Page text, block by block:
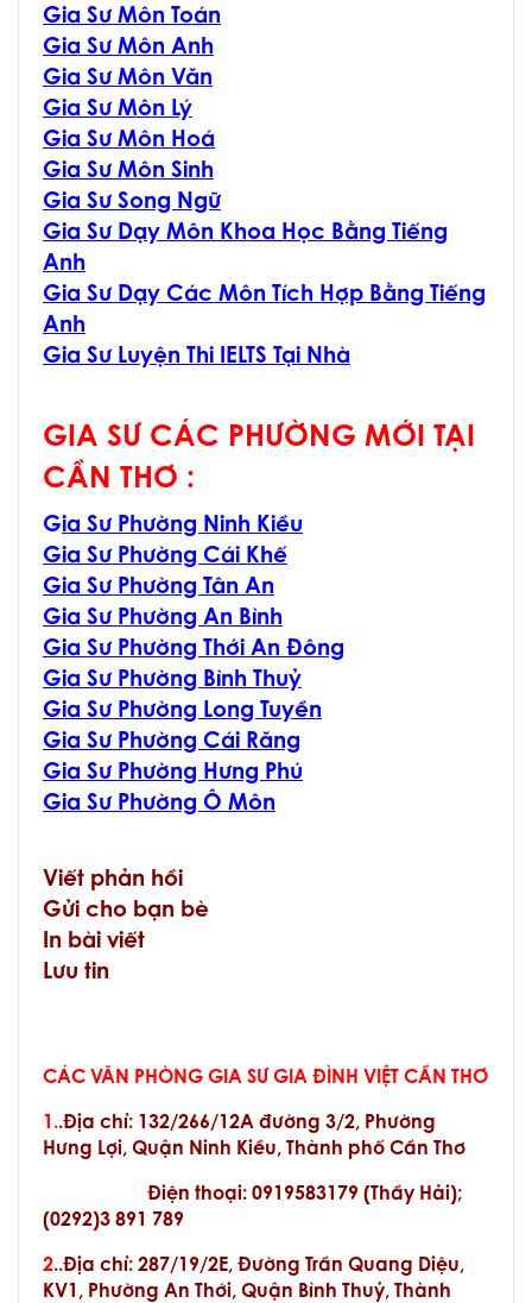
Gia Sư Môn Toán
Gia Sư Môn Anh
Gia Sư Môn Văn
Gia Sư Môn Lý
Gia Sư Môn Hoá
Gia Sư Môn Sinh
Gia Sư Song Ngữ
Gia Sư Dạy Môn Khoa Học Bằng Tiếng
Anh
Gia Sư Dạy Các Môn Tích Hợp Bằng Tiếng
Anh
Gia Sư Luyện Thi IELTS Tại Nhà
GIA SƯ CÁC PHƯỜNG MỚI TẠI
CẦN THƠ :
Gia Sư Phường Ninh Kiều
Gia Sư Phường Cái Khế
Gia Sư Phường Tân An
Gia Sư Phường An Bình
Gia Sư Phường Thới An Đông
Gia Sư Phường Bình Thuỷ
Gia Sư Phường Long Tuyền
Gia Sư Phường Cái Răng
Gia Sư Phường Hưng Phú
Gia Sư Phường Ô Môn
Viết phản hồi
Gửi cho bạn bè
In bài viết
Lưu tin
CÁC VĂN PHÒNG GIA SƯ GIA ĐÌNH VIỆT CẦN THƠ
1..Địa chỉ: 132/266/12A đường 3/2, Phường
Hưng Lợi, Quận Ninh Kiều, Thành phố Cần Thơ
Điện thoại: 0919583179 (Thầy Hải);
(0292)3 891 789
2..Địa chỉ: 287/19/2E, Đường Trần Quang Diệu,
KV1, Phường An Thới, Quận Bình Thuỷ, Thành